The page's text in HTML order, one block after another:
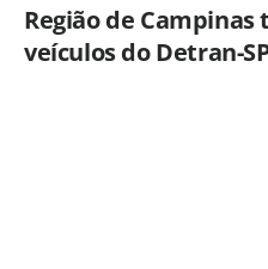
Região de
veículos do Detran-